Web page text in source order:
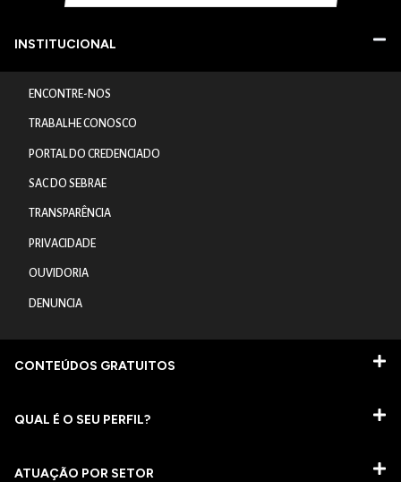
INSTITUCIONAL
ENCONTRE-NOS
TRABALHE CONOSCO
PORTAL DO CREDENCIADO
SAC DO SEBRAE
TRANSPARÊNCIA
PRIVACIDADE
OUVIDORIA
DENUNCIA
CONTEÚDOS GRATUITOS
QUAL É O SEU PERFIL?
ATUAÇÃO POR SETOR